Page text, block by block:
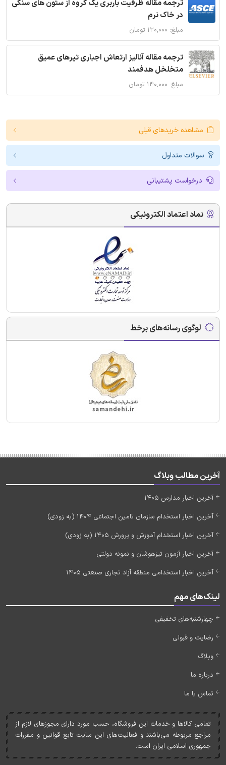
ترجمه مقاله ظرفیت باربری یک گروه از ستون های سنگی
در خاک نرم
مبلغ: ۱۲۰,۰۰۰ تومان
ترجمه مقاله آنالیز ارتعاش اجباری تیرهای عمیق
متخلخل هدفمند
مبلغ: ۱۴۰,۰۰۰ تومان
مشاهده خریدهای قبلی
سوالات متداول
درخواست پشتیبانی
نماد اعتماد الکترونیکی
لوگوی رسانه‌های برخط
آخرین مطالب وبلاگ
آخرین اخبار مدارس 1405
آخرین اخبار استخدام سازمان تامین اجتماعی 1404 (به زودی)
آخرین اخبار استخدام آموزش و پرورش 1405 (به زودی)
آخرین اخبار آزمون تیزهوشان و نمونه دولتی
آخرین اخبار استخدامی منطقه آزاد تجاری صنعتی 1405
لینک‌های مهم
چهارشنبه‌های تخفیفی
رضایت و قبولی
وبلاگ
درباره ما
تماس با ما
تمامی کالاها و خدمات اين فروشگاه، حسب مورد دارای مجوزهای لازم از
مراجع مربوطه می‌باشند و فعاليت‌های اين سايت تابع قوانين و مقررات
جمهوری اسلامی ايران است.